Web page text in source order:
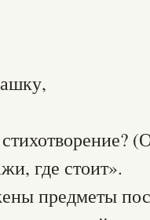
где стоит».
предметы